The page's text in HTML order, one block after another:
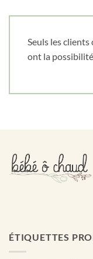
Seuls les
ont la
ÉTIQUETTES